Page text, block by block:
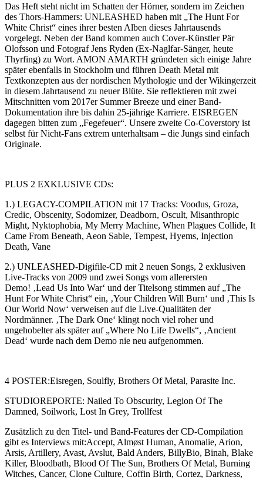
Das Heft steht nicht im Schatten der Hörner, sondern im Zeichen
des Thors-Hammers: UNLEASHED haben mit „The Hunt For
White Christ“ eines ihrer besten Alben dieses Jahrtausends
vorgelegt. Neben der Band kommen auch Cover-Künstler Pär
Olofsson und Fotograf Jens Ryden (Ex-Naglfar-Sänger, heute
Thyrfing) zu Wort. AMON AMARTH gründeten sich einige Jahre
später ebenfalls in Stockholm und führen Death Metal mit
Textkonzepten aus der nordischen Mythologie und der Wikingerzeit
in diesem Jahrtausend zu neuer Blüte. Sie reflektieren mit zwei
Mitschnitten vom 2017er Summer Breeze und einer Band-
Dokumentation ihre bis dahin 25-jährige Karriere. EISREGEN
dagegen bitten zum „Fegefeuer“. Unsere zweite Co-Coverstory ist
selbst für Nicht-Fans extrem unterhaltsam – die Jungs sind einfach
Originale.
PLUS 2 EXKLUSIVE CDs:
1.) LEGACY-COMPILATION mit 17 Tracks: Voodus, Groza,
Credic, Obscenity, Sodomizer, Deadborn, Oscult, Misanthropic
Might, Nyktophobia, My Merry Machine, When Plagues Collide, It
Came From Beneath, Aeon Sable, Tempest, Hyems, Injection
Death, Vane
2.) UNLEASHED-Digifile-CD mit 2 neuen Songs, 2 exklusiven
Live-Tracks von 2009 und zwei Songs vom allerersten
Demo! ‚Lead Us Into War‘ und der Titelsong stimmen auf „The
Hunt For White Christ“ ein, ‚Your Children Will Burn‘ und ‚This Is
Our World Now‘ verweisen auf die Live-Qualitäten der
Nordmänner. ‚The Dark One‘ klingt noch viel roher und
ungehobelter als später auf „Where No Life Dwells“, ‚Ancient
Dead‘ wurde nach dem Demo nie neu aufgenommen.
4 POSTER:Eisregen, Soulfly, Brothers Of Metal, Parasite Inc.
STUDIOREPORTE: Nailed To Obscurity, Legion Of The
Damned, Soilwork, Lost In Grey, Trollfest
Zusätzlich zu den Titel- und Band-Features der CD-Compilation
gibt es Interviews mit:Accept, Almøst Human, Anomalie, Arion,
Arsis, Artillery, Avast, Avslut, Bald Anders, BillyBio, Binah, Blake
Killer, Bloodbath, Blood Of The Sun, Brothers Of Metal, Burning
Witches, Cancer, Clone Culture, Coffin Birth, Cortez, Darkness,